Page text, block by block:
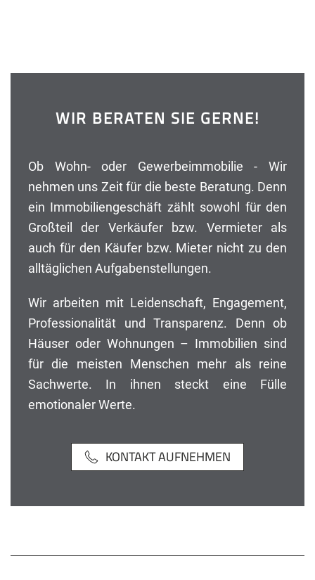
WIR BERATEN SIE GERNE!
Ob Wohn- oder Gewerbeimmobilie - Wir
nehmen uns Zeit für die beste Beratung. Denn
ein Immobiliengeschäft zählt sowohl für den
Großteil der Verkäufer bzw. Vermieter als
auch für den Käufer bzw. Mieter nicht zu den
alltäglichen Aufgabenstellungen.
Wir arbeiten mit Leidenschaft, Engagement,
Professionalität und Transparenz. Denn ob
Häuser oder Wohnungen – Immobilien sind
für die meisten Menschen mehr als reine
Sachwerte. In ihnen steckt eine Fülle
emotionaler Werte.
KONTAKT AUFNEHMEN